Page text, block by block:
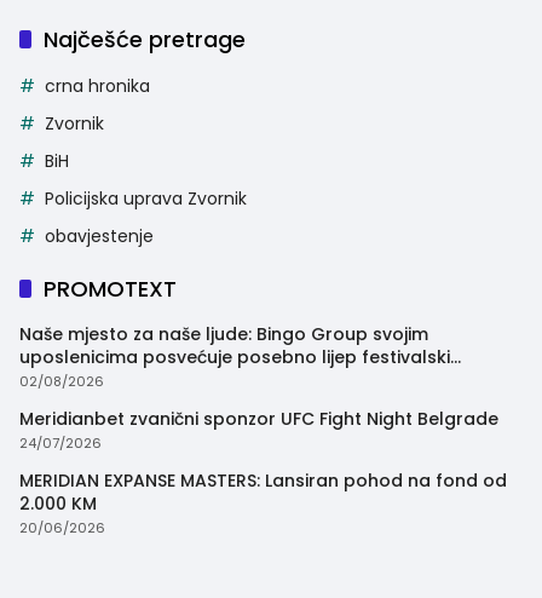
Najčešće pretrage
crna hronika
Zvornik
BiH
Policijska uprava Zvornik
obavjestenje
PROMOTEXT
Naše mjesto za naše ljude: Bingo Group svojim
uposlenicima posvećuje posebno lijep festivalski
trenutak
02/08/2026
Meridianbet zvanični sponzor UFC Fight Night Belgrade
24/07/2026
MERIDIAN EXPANSE MASTERS: Lansiran pohod na fond od
2.000 KM
20/06/2026